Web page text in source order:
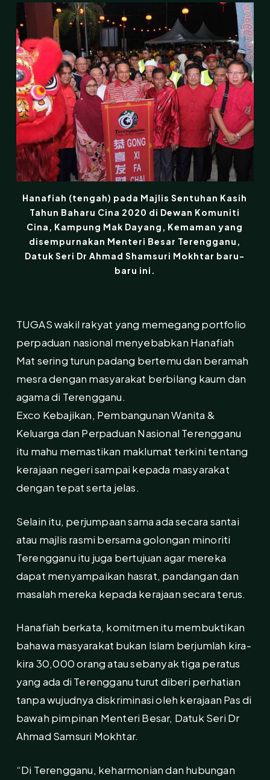
Hanafiah (tengah) pada Majlis Sentuhan Kasih
Tahun Baharu Cina 2020 di Dewan Komuniti
Cina, Kampung Mak Dayang, Kemaman yang
disempurnakan Menteri Besar Terengganu,
Datuk Seri Dr Ahmad Shamsuri Mokhtar baru-
baru ini.
TUGAS wakil rakyat yang memegang portfolio
perpaduan nasional menyebabkan Hanafiah
Mat sering turun padang bertemu dan beramah
mesra dengan masyarakat berbilang kaum dan
agama di Terengganu.
Exco Kebajikan, Pembangunan Wanita &
Keluarga dan Perpaduan Nasional Terengganu
itu mahu memastikan maklumat terkini tentang
kerajaan negeri sampai kepada masyarakat
dengan tepat serta jelas.
Selain itu, perjumpaan sama ada secara santai
atau majlis rasmi bersama golongan minoriti
Terengganu itu juga bertujuan agar mereka
dapat menyampaikan hasrat, pandangan dan
masalah mereka kepada kerajaan secara terus.
Hanafiah berkata, komitmen itu membuktikan
bahawa masyarakat bukan Islam berjumlah kira-
kira 30,000 orang atau sebanyak tiga peratus
yang ada di Terengganu turut diberi perhatian
tanpa wujudnya diskriminasi oleh kerajaan Pas di
bawah pimpinan Menteri Besar, Datuk Seri Dr
Ahmad Samsuri Mokhtar.
“Di Terengganu, keharmonian dan hubungan